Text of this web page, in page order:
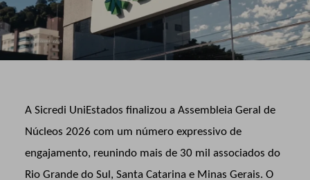
A Sicredi UniEstados finalizou a Assembleia Geral de
Núcleos 2026 com um número expressivo de
engajamento, reunindo mais de 30 mil associados do
Rio Grande do Sul, Santa Catarina e Minas Gerais. O